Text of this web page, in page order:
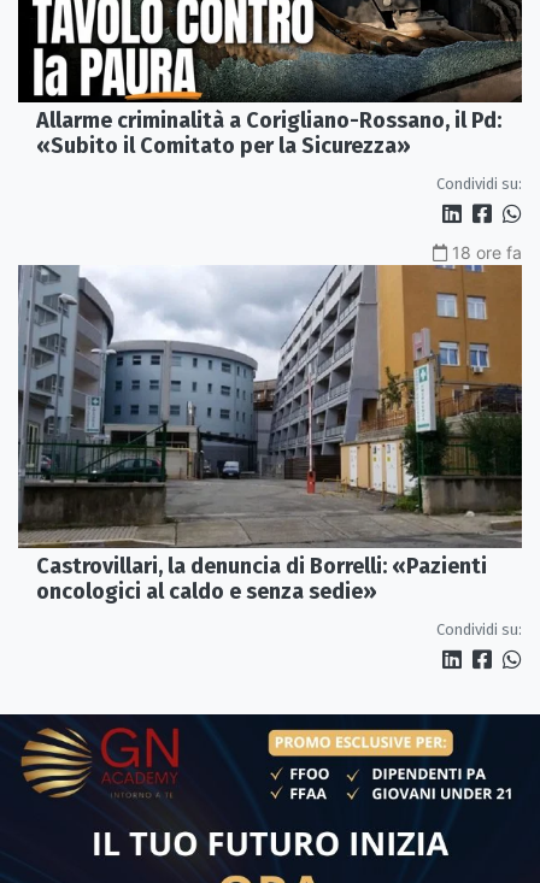
Allarme criminalità a Corigliano-Rossano, il Pd:
«Subito il Comitato per la Sicurezza»
Condividi su:
18 ore fa
Castrovillari, la denuncia di Borrelli: «Pazienti
oncologici al caldo e senza sedie»
Condividi su: